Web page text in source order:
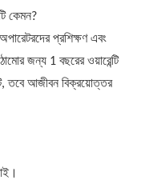
কেমন?
প্রশিক্ষণ এবং
জন্য 1 বছরের ওয়ারেন্টি
তবে আজীবন বিক্রয়োত্তর